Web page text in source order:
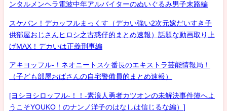
ンタルメンヘラ電波中年アルバイターのぬいぐるみ男子末路編
スケバン！デカッフルまっくす（デカい強い2次元嫁だいすき子
供部屋おじさんヒロシ之古惑仔的まとめ速報）話題な動画取り上
げMAX！デカいは正義刑事編
アキヨッフル-！ネオニートスケ番長のエキストラ芸能情報局！
（子ども部屋おばさんの自宅警備員的まとめ速報）
[ヨシヨシロッフル-！！-素浪人勇者カツオンの未解決事件簿へよ
うこそYOUKO！のナンノ洋子のはなしは信じるな編）]